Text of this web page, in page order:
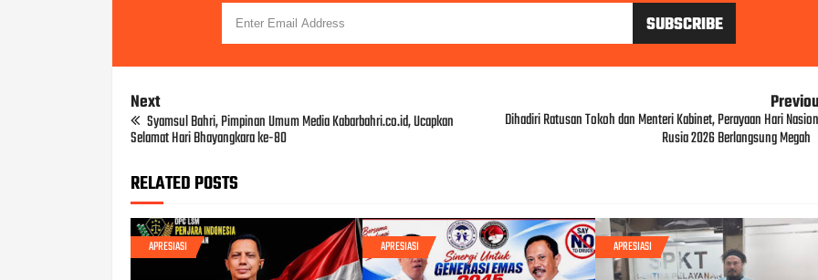
Next
Syamsul Bahri, Pimpinan Umum Media Kabarbahri.co.id, Ucapkan
Selamat Hari Bhayangkara ke-80
Dihadiri Ratusan Tokoh dan Menteri Kabinet, Perayaan Hari
Rusia 2026 Berlangsung Megah
RELATED POSTS
APRESIASI APRESIASI APRESIASI